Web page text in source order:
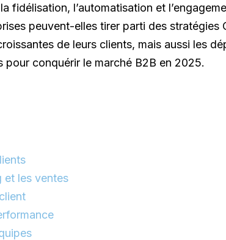
fidélisation, l’automatisation et
peuvent-elles tirer parti des stratégies
de leurs clients, mais aussi les
conquérir le marché B2B en 2025.
et les ventes